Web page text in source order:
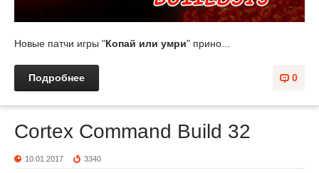
Новые патчи игры "Копай или умри" прино...
0
Подробнее
Cortex Command Build 32
10.01.2017 3340